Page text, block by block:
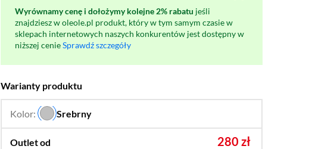
Wyrównamy cenę i dołożymy kolejne 2% rabatu jeśli
znajdziesz w oleole.pl produkt, który w tym samym czasie w
sklepach internetowych naszych konkurentów jest dostępny w
niższej cenieSprawdź szczegóły
Warianty produktu
Kolor: Srebrny
Outlet od 280 zł